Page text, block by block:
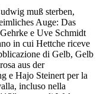
muß sterben,
Auge: Das
e Uve Schmidt
in cui Hettche riceve
di Gelb, Gelb
aus der
e Hajo Steinert per la
incluso nella